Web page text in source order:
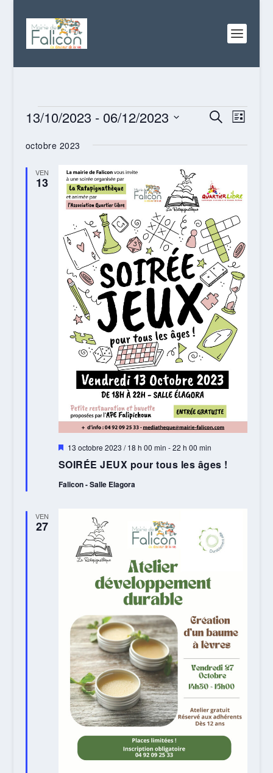
ÉVÈNEMENTS
VUES
RECHERCHE
VUES
LISTE
13/10/2023 - 06/12/2023
une
octobre 2023
VEN
13
SOIRÉE JEUX pour tous les âges !
Mis
avant
13 octobre 2023 / 18 h 00 min -22 h 00 min
Falicon - Salle Elagora
VEN
27